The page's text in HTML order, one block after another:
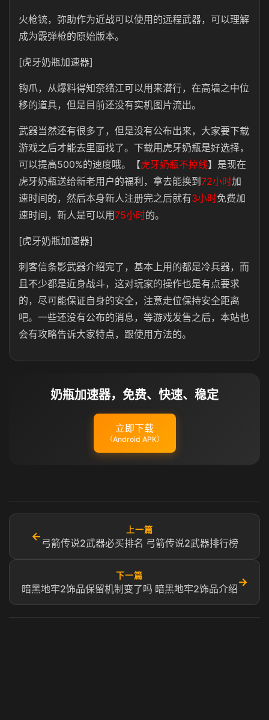
火枪铳，弥助作为近战可以使用的远程武器，可以理解
成为霰弹枪的原始版本。
[虎牙奶瓶加速器]
钩爪，从爆料得知奈绪江可以用来潜行，在高墙之中位
移的道具，但是目前还没有实机图片流出。
武器当然还有很多了，但是没有公布出来，大家要下载
游戏之后才能去里面找了。下载用虎牙奶瓶是好选择，
可以提高500%的速度哦。【虎牙奶瓶不掉线】是现在
虎牙奶瓶送给新老用户的福利，拿去能换到 72小时加
速时间的，然后本身新人注册完之后就有3小时免费加
速时间，新人是可以用75小时的。
[虎牙奶瓶加速器]
刺客信条影武器介绍完了，基本上用的都是冷兵器，而
且不少都是近身战斗，这对玩家的操作也是有点要求
的，尽可能保证自身的安全，注意走位保持安全距离
吧。一些还没有公布的消息，等游戏发售之后，本站也
会有攻略告诉大家特点，跟使用方法的。
奶瓶加速器，免费、快速、稳定
立即下载
（Android APK）
←
上一篇
弓箭传说2武器必买排名 弓箭传说2武器排行榜
下一篇
暗黑地牢2饰品保留机制变了吗 暗黑地牢2饰品介绍
→